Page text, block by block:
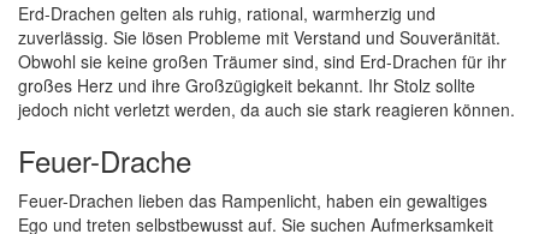
Erd-Drachen gelten als ruhig, rational, warmherzig und
zuverlässig. Sie lösen Probleme mit Verstand und Souveränität.
Obwohl sie keine großen Träumer sind, sind Erd-Drachen für ihr
großes Herz und ihre Großzügigkeit bekannt. Ihr Stolz sollte
jedoch nicht verletzt werden, da auch sie stark reagieren können.
Feuer-Drache
Feuer-Drachen lieben das Rampenlicht, haben ein gewaltiges
Ego und treten selbstbewusst auf. Sie suchen Aufmerksamkeit